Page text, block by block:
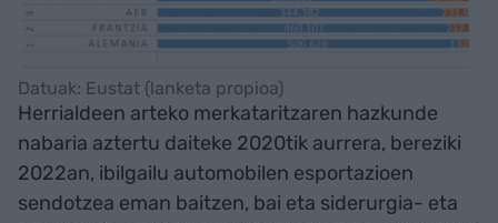
Datuak: Eustat (lanketa propioa)
Herrialdeen arteko merkataritzaren hazkunde
nabaria aztertu daiteke 2020tik aurrera, bereziki
2022an, ibilgailu automobilen esportazioen
sendotzea eman baitzen, bai eta siderurgia- eta